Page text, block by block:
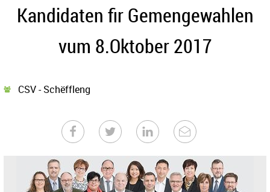
Kandidaten fir Gemengewahlen
vum 8.Oktober 2017
CSV - Schëffleng